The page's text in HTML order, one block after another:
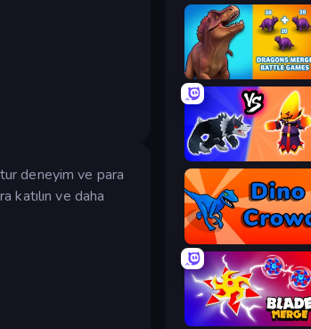
deneyim ve para
katılın ve daha
Dragons Merge: Battle Games
Merge Battle Tactics
Dino Crowd
Blade Merge